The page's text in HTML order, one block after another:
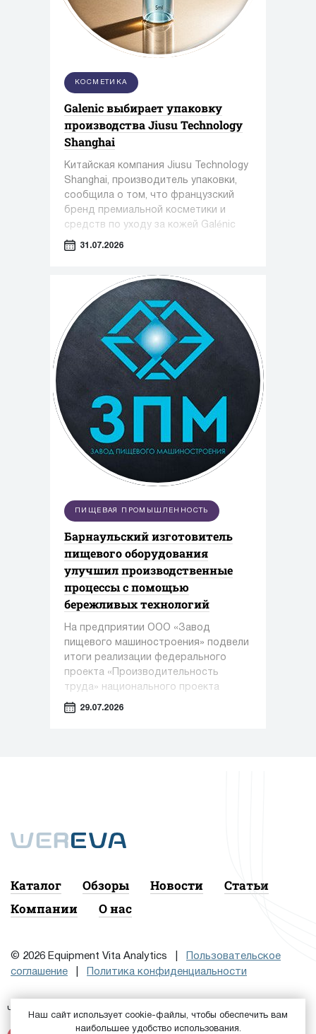
КОСМЕТИКА
Galenic выбирает упаковку
производства Jiusu Technology
Shanghai
Китайская компания Jiusu Technology
Shanghai, производитель упаковки,
сообщила о том, что французский
бренд премиальной косметики и
средств по уходу за кожей Galénic
выбрал высокоточную упаковку для
31.07.2026
ПИЩЕВАЯ ПРОМЫШЛЕННОСТЬ
Барнаульский изготовитель
пищевого оборудования
улучшил производственные
процессы с помощью
бережливых технологий
На предприятии ООО «Завод
пищевого машиностроения» подвели
итоги реализации федерального
проекта «Производительность
труда» национального проекта
«Эффективная и конкурентная
29.07.2026
Каталог Обзоры Новости
Статьи
Компании
О нас
© 2026 Equipment Vita Analytics |
Пользовательское
соглашение
Политика конфиденциальности
Чтобы подписаться на рассылку, сначала Войдите или
Наш сайт использует cookie-файлы, чтобы обеспечить вам
наибольшее удобство использования.